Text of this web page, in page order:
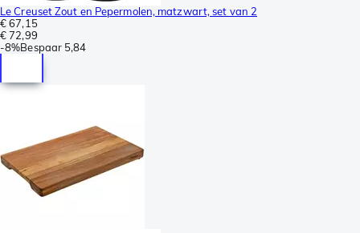
Le Creuset Zout en Pepermolen, matzwart, set van 2
€ 67,15
€ 72,99
-8%Bespaar 5,84